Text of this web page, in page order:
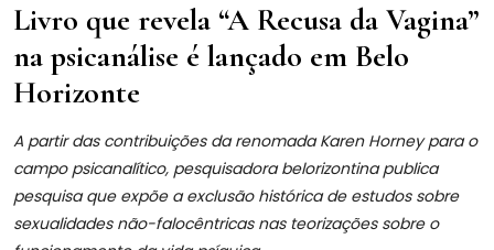
Livro que revela “A Recusa da Vagina”
na psicanálise é lançado em Belo
Horizonte
A partir das contribuições da renomada Karen Horney para o
campo psicanalítico, pesquisadora belorizontina publica
pesquisa que expõe a exclusão histórica de estudos sobre
sexualidades não-falocêntricas nas teorizações sobre o